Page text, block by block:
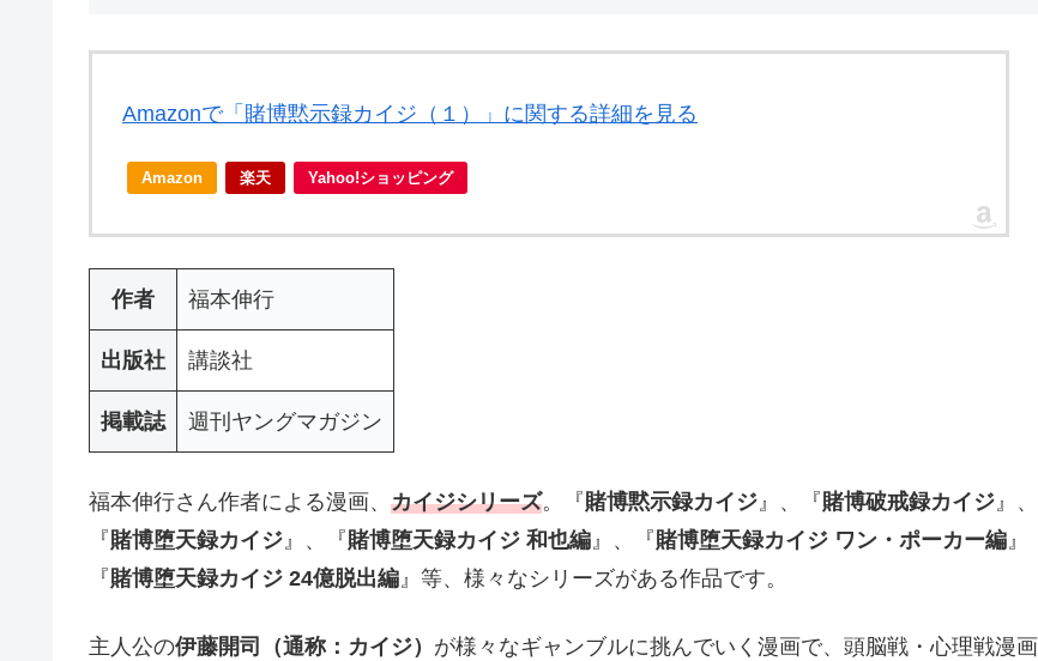
Amazonで「賭博黙示録カイジ（１）」に関する詳細を見る
Amazon 楽天 Yahoo!ショッピング
作者 福本伸行
出版社 講談社
掲載誌 週刊ヤングマガジン
福本伸行さん作者による漫画、 カイジシリーズ。『賭博黙示録カイジ 』、『賭博破戒録カイジ 』、
『賭博堕天録カイジ 』、『賭博堕天録カイジ 和也編 』、『賭博堕天録カイジ ワン・ポーカー編 』
『賭博堕天録カイジ 24億脱出編 』等、様々なシリーズがある作品です。
主人公の伊藤開司（通称：カイジ） が様々なギャンブルに挑んでいく漫画で、頭脳戦・心理戦漫画